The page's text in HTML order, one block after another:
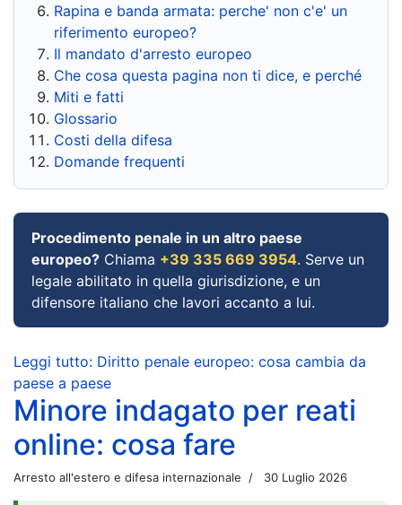
Rapina e banda armata: perche' non c'e' un
riferimento europeo?
Il mandato d'arresto europeo
Che cosa questa pagina non ti dice, e perché
Miti e fatti
Glossario
Costi della difesa
Domande frequenti
Procedimento penale in un altro paese
europeo? Chiama +39 335 669 3954. Serve un
legale abilitato in quella giurisdizione, e un
difensore italiano che lavori accanto a lui.
Leggi tutto: Diritto penale europeo: cosa cambia da
paese a paese
Minore indagato per reati
online: cosa fare
Arresto all'estero e difesa internazionale 30 Luglio 2026